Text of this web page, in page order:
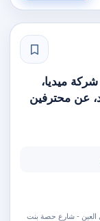
ميديا،
عن محترفين
العين - شارع حصة بنت